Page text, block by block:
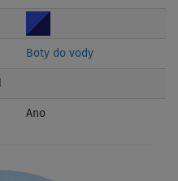
Boty do vody
Ano